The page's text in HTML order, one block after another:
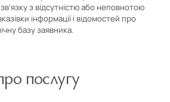
з відсутністю або неповнотою
інформації і відомостей про
базу заявника.
послугу